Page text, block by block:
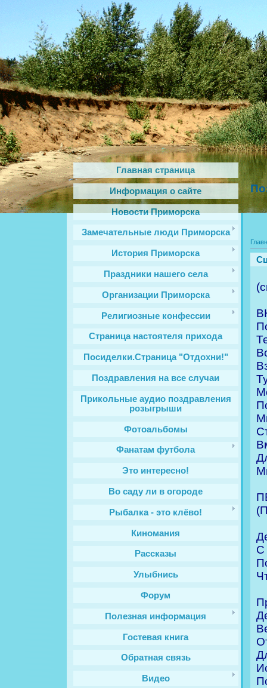
Главная страница
Информация о сайте
Новости Приморска
Замечательные люди Приморска
История Приморска
Праздники нашего села
Организации Приморска
Религиозные конфессии
Cтраница настоятеля прихода
Посиделки.Страница "Отдохни!"
Поздравления на все случаи
Прикольные аудио поздравления
розыгрыши
Фотоальбомы
Фанатам футбола
Это интересно!
Во саду ли в огороде
Рыбалка - это клёво!
Киномания
Рассказы
Улыбнись
Форум
Полезная информация
Гостевая книга
Обратная связь
Видео
С